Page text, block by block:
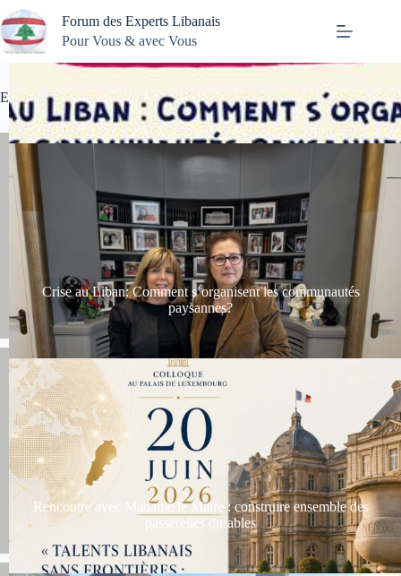
Passer
au
contenu
Forum des Experts Libanais
Pour Vous & avec Vous
Evénements des partenaires
Crise au Liban: Comment s’organisent les communautés
paysannes?
Rencontre avec Madame le Maire : construire ensemble des
passerelles durables